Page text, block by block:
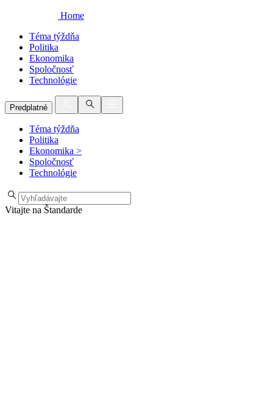
Home
Téma týždňa
Politika
Ekonomika
Spoločnosť
Technológie
Predplatné
Téma týždňa
Politika
Ekonomika >
Spoločnosť
Technológie
Vitajte na Štandarde